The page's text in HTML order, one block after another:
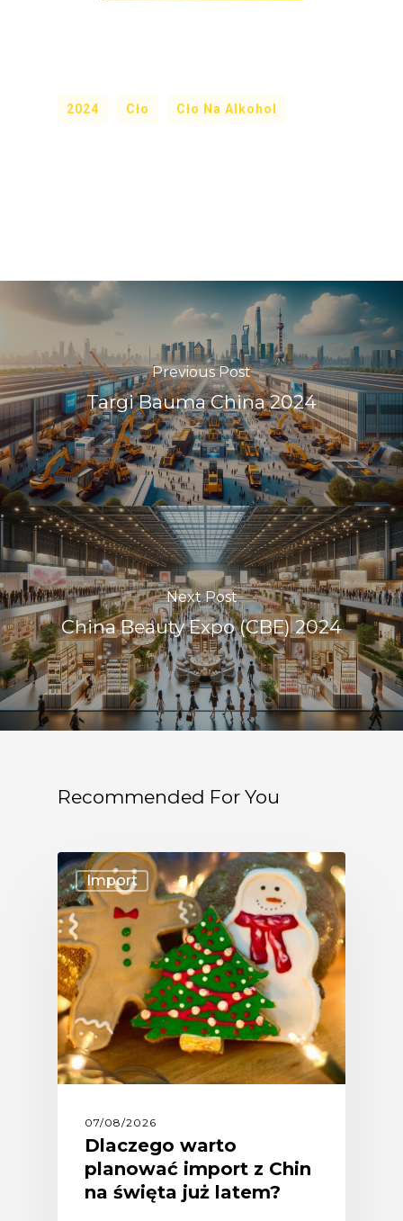
2024 Cło Cło Na Alkohol
Previous Post
Targi Bauma China 2024
Next Post
China Beauty Expo (CBE) 2024
Recommended For You
Import
07/08/2026
Dlaczego warto
planować import z Chin
na święta już latem?